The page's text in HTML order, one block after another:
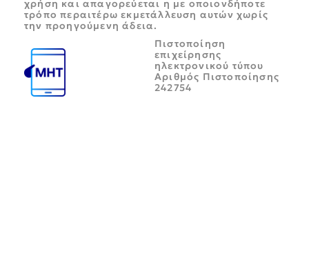
χρήση και απαγορεύεται η με οποιονδήποτε
τρόπο περαιτέρω εκμετάλλευση αυτών χωρίς
την προηγούμενη άδεια.
Πιστοποίηση
επιχείρησης
ηλεκτρονικού τύπου
Αριθμός Πιστοποίησης
242754